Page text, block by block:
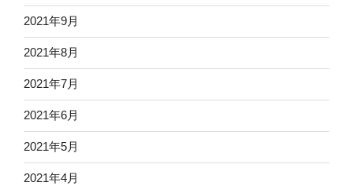
2021年9月
2021年8月
2021年7月
2021年6月
2021年5月
2021年4月